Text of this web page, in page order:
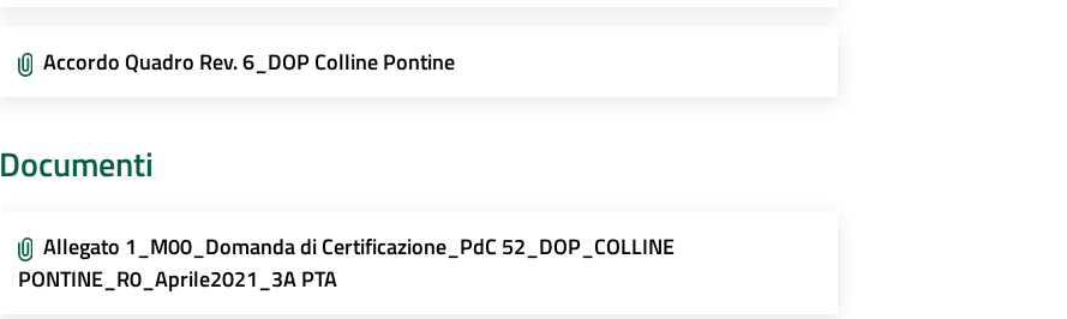
Accordo Quadro Rev. 6_DOP Colline Pontine
Documenti
Allegato 1_M00_Domanda di Certificazione_PdC 52_DOP_COLLINE
PONTINE_R0_Aprile2021_3A PTA